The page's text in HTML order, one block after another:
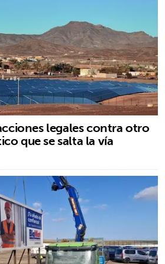
legales contra otro
que se salta la vía